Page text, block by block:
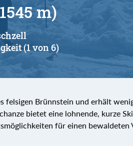
m)
(1 von 6)
felsigen Brünnstein und erhält
bietet eine lohnende, kurze
für einen bewaldeten